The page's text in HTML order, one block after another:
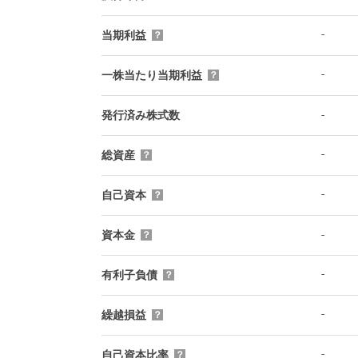
当期利益 ？ -
一株当たり当期利益 ？ -
発行済み株式数 -
総資産 ？ -
自己資本 ？ -
資本金 ？ -
有利子負債 ？ -
繰越損益 ？ -
自己資本比率 ？ -